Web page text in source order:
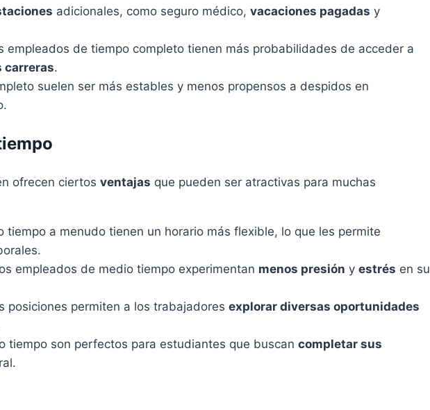
adicionales, como seguro médico, vacaciones pagadas y
empleados de tiempo completo tienen más probabilidades de acceder a
carreras.
suelen ser más estables y menos propensos a despidos en
ofrecen ciertos ventajas que pueden ser atractivas para muchas
tiempo a menudo tienen un horario más flexible, lo que les permite
empleados de medio tiempo experimentan menos presión y estrés en su
posiciones permiten a los trabajadores explorar diversas oportunidades
tiempo son perfectos para estudiantes que buscan completar sus